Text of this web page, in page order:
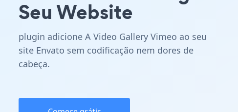
Seu Website
plugin adicione A Video Gallery Vimeo ao seu
site Envato sem codificação nem dores de
cabeça.